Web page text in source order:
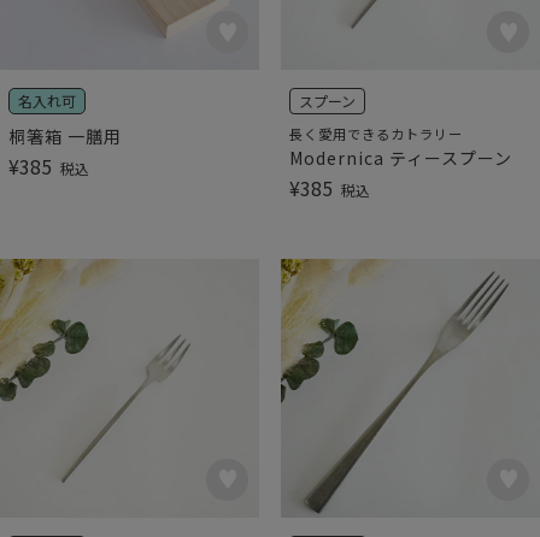
名入れ可
桐箸箱 一膳用
¥385 税込
スプーン
長く愛用できるカトラリー
Modernica ティースプーン
¥385 税込